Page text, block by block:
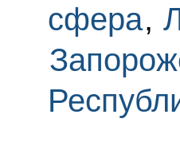
сфера,